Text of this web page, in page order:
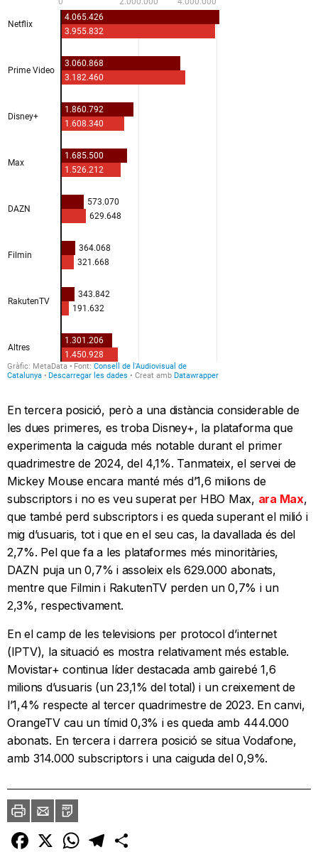
En tercera posició, però a una distància considerable de
les dues primeres, es troba Disney+, la plataforma que
experimenta la caiguda més notable durant el primer
quadrimestre de 2024, del 4,1%. Tanmateix, el servei de
Mickey Mouse encara manté més d’1,6 milions de
subscriptors i no es veu superat per HBO Max, ara Max,
que també perd subscriptors i es queda superant el milió i
mig d’usuaris, tot i que en el seu cas, la davallada és del
2,7%. Pel que fa a les plataformes més minoritàries,
DAZN puja un 0,7% i assoleix els 629.000 abonats,
mentre que Filmin i RakutenTV perden un 0,7% i un
2,3%, respectivament.
En el camp de les televisions per protocol d’internet
(IPTV), la situació es mostra relativament més estable.
Movistar+ continua líder destacada amb gairebé 1,6
milions d’usuaris (un 23,1% del total) i un creixement de
l’1,4% respecte al tercer quadrimestre de 2023. En canvi,
OrangeTV cau un tímid 0,3% i es queda amb 444.000
abonats. En tercera i darrera posició se situa Vodafone,
amb 314.000 subscriptors i una caiguda del 0,9%.
ImprimirEnvia
un
amic
PDF
Facebook
X WhatsAppTelegram